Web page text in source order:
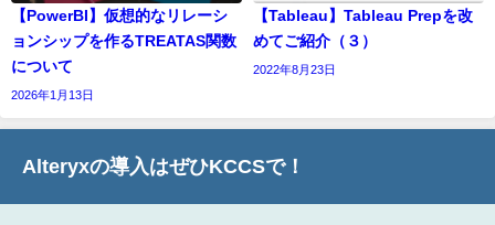
【PowerBI】仮想的なリレーシ
ョンシップを作るTREATAS関数
について
2026年1月13日
【Tableau】Tableau Prepを改
めてご紹介（３）
2022年8月23日
Alteryxの導入はぜひKCCSで！